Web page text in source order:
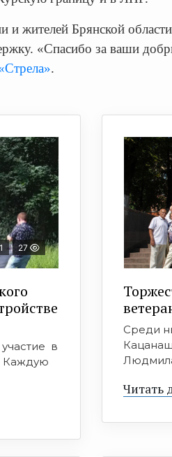
и жителей Брянской
«Спасибо за ваши
.
27
в
Каждую
Среди
Читать